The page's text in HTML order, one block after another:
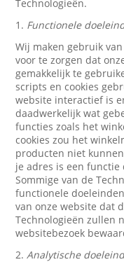
Technologieën.
1. Functionele
Wij maken gebruik
voor te zorgen dat
gemakkelijk te
scripts en cookies
website interactief is
daadwerkelijk wat
functies zoals het
cookies zou het
producten niet
je adres is een functie
Sommige van de
functionele
van onze website dat
Technologieën zullen
websitebezoek
2.Analytische